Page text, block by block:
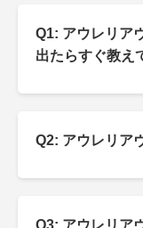
Q1: アウレリア
出たらすぐ教え
Q2: アウレリア